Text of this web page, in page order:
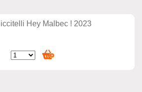
Hey Malbec ! 2023